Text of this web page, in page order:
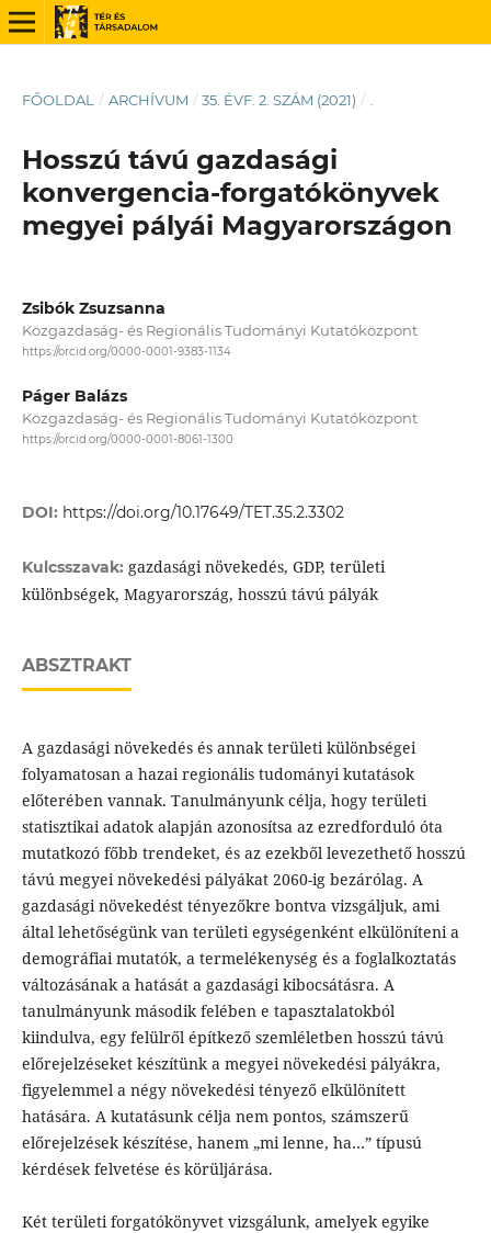
FŐOLDAL / ARCHÍVUM / 35. ÉVF. 2. SZÁM (2021) /
Hosszú távú gazdasági
konvergencia-forgatókönyvek
megyei pályái Magyarországon
Zsibók Zsuzsanna
Közgazdaság- és Regionális Tudományi Kutatóközpont
https://orcid.org/0000-0001-9383-1134
Páger Balázs
Közgazdaság- és Regionális Tudományi Kutatóközpont
https://orcid.org/0000-0001-8061-1300
DOI: https://doi.org/10.17649/TET.35.2.3302
Kulcsszavak: gazdasági növekedés, GDP, területi
különbségek, Magyarország, hosszú távú pályák
ABSZTRAKT
A gazdasági növekedés és annak területi különbségei
folyamatosan a hazai regionális tudományi kutatások
előterében vannak. Tanulmányunk célja, hogy területi
statisztikai adatok alapján azonosítsa az ezredforduló óta
mutatkozó főbb trendeket, és az ezekből levezethető hosszú
távú megyei növekedési pályákat 2060-ig bezárólag. A
gazdasági növekedést tényezőkre bontva vizsgáljuk, ami
által lehetőségünk van területi egységenként elkülöníteni a
demográfiai mutatók, a termelékenység és a foglalkoztatás
változásának a hatását a gazdasági kibocsátásra. A
tanulmányunk második felében e tapasztalatokból
kiindulva, egy felülről építkező szemléletben hosszú távú
előrejelzéseket készítünk a megyei növekedési pályákra,
figyelemmel a négy növekedési tényező elkülönített
hatására. A kutatásunk célja nem pontos, számszerű
előrejelzések készítése, hanem „mi lenne, ha…” típusú
kérdések felvetése és körüljárása.
Két területi forgatókönyvet vizsgálunk, amelyek egyike